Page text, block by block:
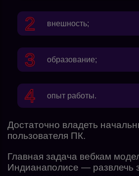
внешность;
образование;
опыт работы.
Достаточно владеть
пользователя ПК.
Главная задача вебкам
Индианаполисе — развлечь